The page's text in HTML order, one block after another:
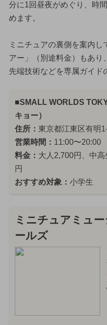
分に1回昼夜がめぐり、時
めます。
ミニチュアの裏側を案内
アー」（別途料金）もあり
先端技術などを専属ガイド
■SMALL WORLDS
キョー）
住所： 東京都江東区有明
営業時間： 11:00〜20:00
料金： 大人2,700円、中
円
おすすめ対象： 小学生
ミニチュアミュ
ールズ